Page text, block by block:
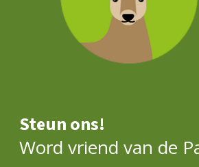
Steun ons!
Word vriend van de